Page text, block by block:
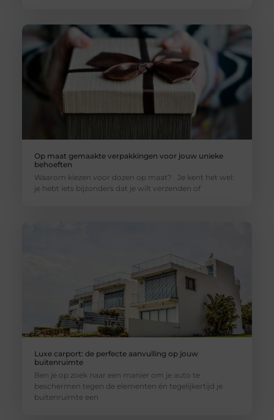
Op maat gemaakte verpakkingen voor jouw unieke
behoeften
Waarom kiezen voor dozen op maat? Je kent het wel:
je hebt iets bijzonders dat je wilt verzenden of
Luxe carport: de perfecte aanvulling op jouw
buitenruimte
Ben je op zoek naar een manier om je auto te
beschermen tegen de elementen én tegelijkertijd je
buitenruimte een